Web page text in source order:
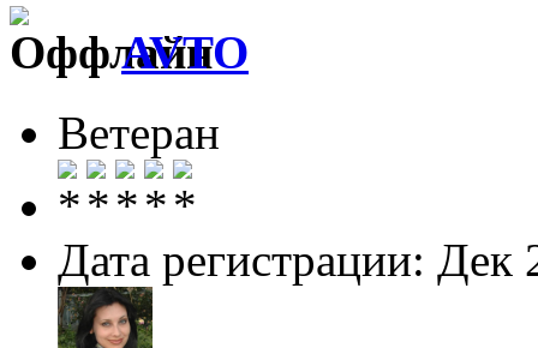
AVTO
Ветеран
Дата регистрации: Дек